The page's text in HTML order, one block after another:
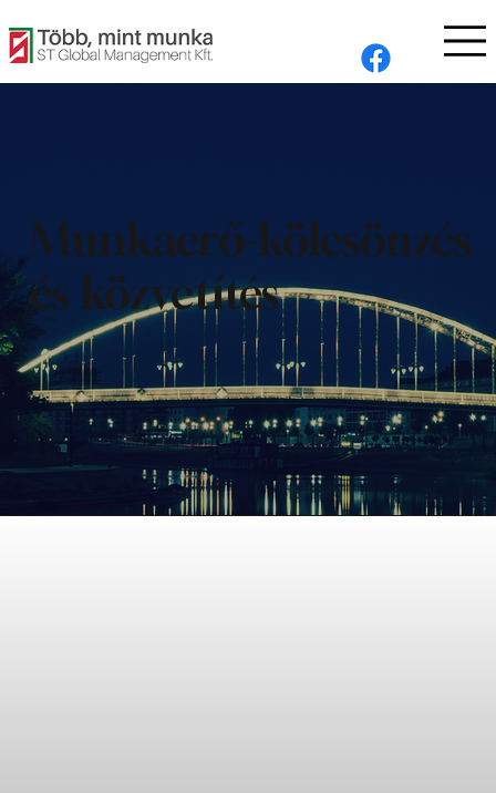
Munkaerő-kölcsönzés
és közvetítés